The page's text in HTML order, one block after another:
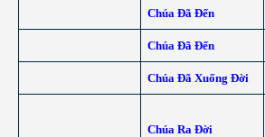
Chúa Đã Đến
Chúa Đã Đến
Chúa Đã Xuống Đời
Chúa Ra Đời